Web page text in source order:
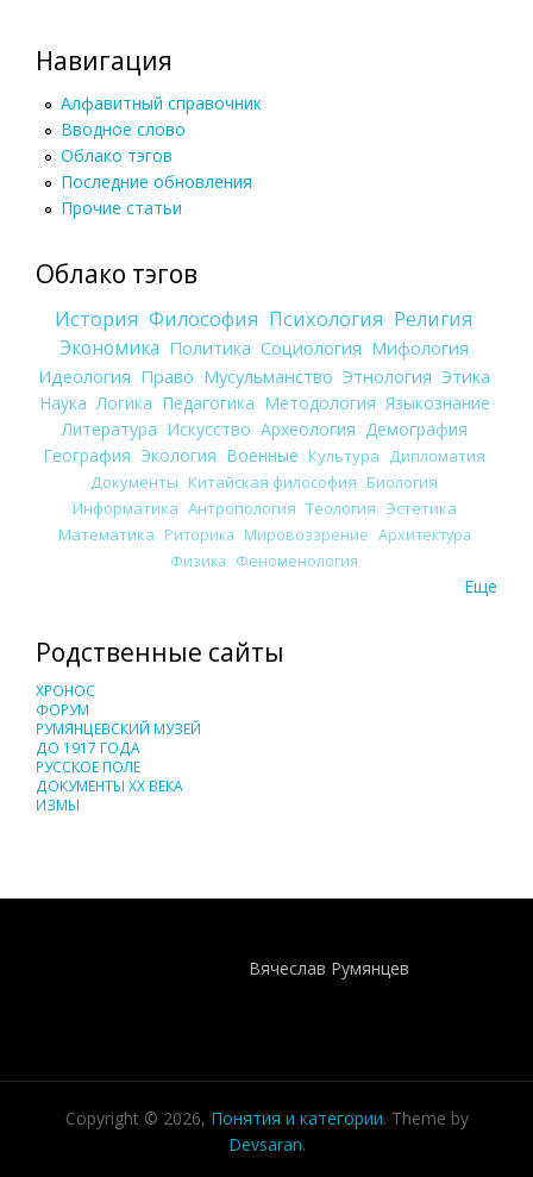
Навигация
Алфавитный справочник
Вводное слово
Облако тэгов
Последние обновления
Прочие статьи
Облако тэгов
История Философия Психология Религия
Экономика Политика Социология Мифология
Идеология Право Мусульманство Этнология Этика
Наука Логика Педагогика Методология Языкознание
Литература Искусство Археология Демография
География Экология Военные Культура
Дипломатия
Документы Китайская философия Биология
Информатика Антропология Теология Эстетика
Математика Риторика Мировоззрение Архитектура
Физика Феноменология
Еще
Родственные сайты
ХРОНОС
ФОРУМ
РУМЯНЦЕВСКИЙ МУЗЕЙ
ДО 1917 ГОДА
РУССКОЕ ПОЛЕ
ДОКУМЕНТЫ XX ВЕКА
ИЗМЫ
Вячеслав Румянцев
Copyright © 2026, Понятия и категории. Theme by
Devsaran.